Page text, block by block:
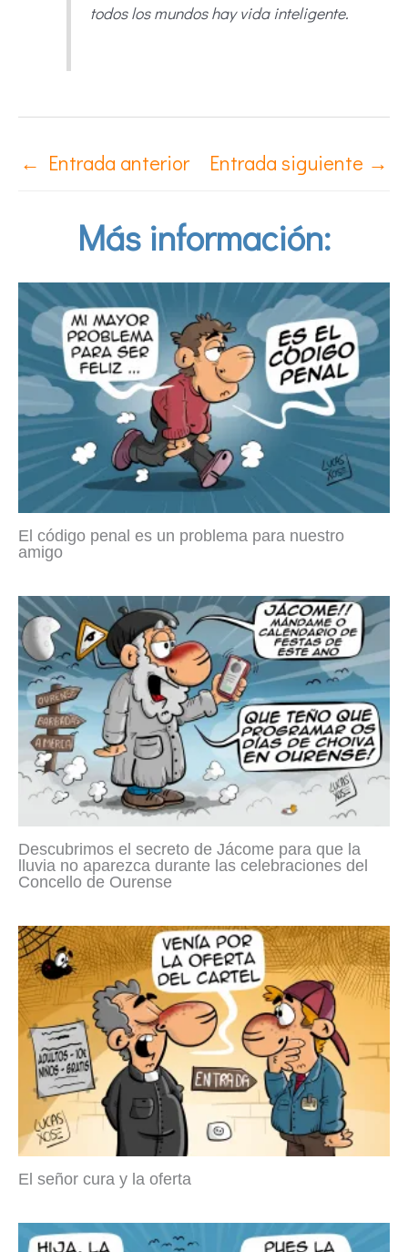
todos los mundos hay vida inteligente.
← Entrada anterior Entrada siguiente →
Más información:
El código penal es un problema para nuestro
amigo
Descubrimos el secreto de Jácome para que la
lluvia no aparezca durante las celebraciones del
Concello de Ourense
El señor cura y la oferta